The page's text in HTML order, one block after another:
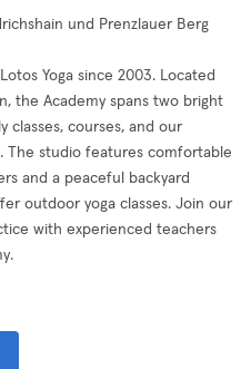
und Prenzlauer Berg
Yoga since 2003. Located
the Academy spans two bright
classes, courses, and our
The studio features comfortable
and a peaceful backyard
outdoor yoga classes. Join our
with experienced teachers